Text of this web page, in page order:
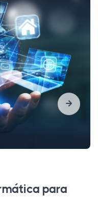
Escolar